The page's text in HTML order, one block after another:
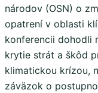
národov (OSN) o
opatrení v oblasti
konferencii dohodli
krytie strát a škôd
klimatickou krízou,
záväzok o